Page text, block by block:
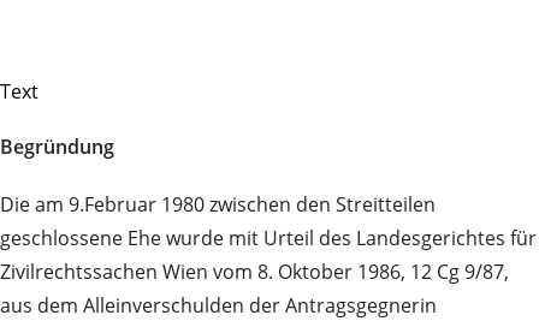
Text
Begründung
Die am 9.Februar 1980 zwischen den Streitteilen
geschlossene Ehe wurde mit Urteil des Landesgerichtes für
Zivilrechtssachen Wien vom 8. Oktober 1986, 12 Cg 9/87,
aus dem Alleinverschulden der Antragsgegnerin